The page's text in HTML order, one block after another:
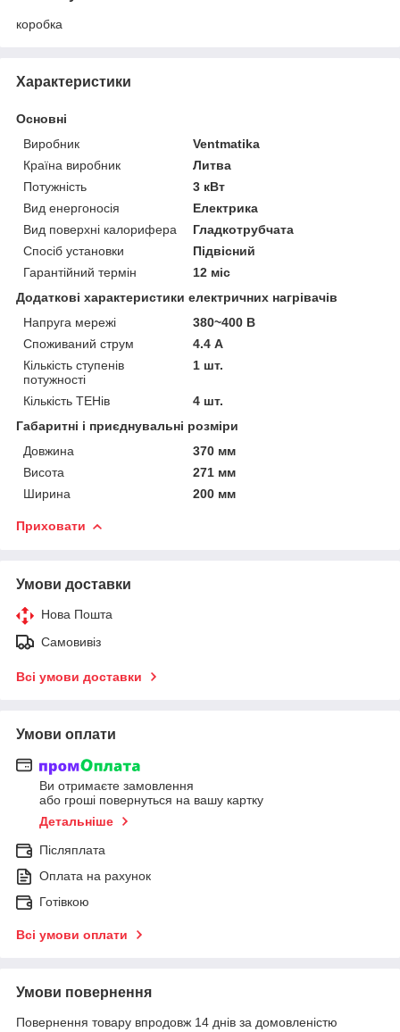
коробка
Характеристики
Основні
Виробник
Ventmatika
Країна виробник
Литва
Потужність
3 кВт
Вид енергоносія
Електрика
Вид поверхні калорифера
Гладкотрубчата
Спосіб установки
Підвісний
Гарантійний термін
12 міс
Додаткові характеристики електричних нагрівачів
Напруга мережі
380~400 В
Споживаний струм
4.4 А
Кількість ступенів
потужності
1 шт.
Кількість ТЕНів
4 шт.
Габаритні і приєднувальні розміри
Довжина
370 мм
Висота
271 мм
Ширина
200 мм
Приховати
Умови доставки
Нова Пошта
Самовивіз
Всі умови доставки
Умови оплати
Ви отримаєте замовлення
або гроші повернуться на вашу картку
Детальніше
Післяплата
Оплата на рахунок
Готівкою
Всі умови оплати
Умови повернення
Повернення товару впродовж 14 днів за домовленістю